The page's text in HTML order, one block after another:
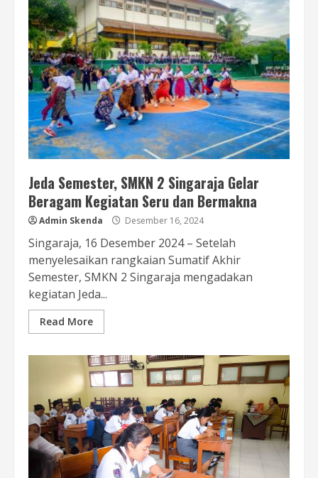
Jeda Semester, SMKN 2 Singaraja Gelar
Beragam Kegiatan Seru dan Bermakna
Admin Skenda Desember 16, 2024
Singaraja, 16 Desember 2024 – Setelah
menyelesaikan rangkaian Sumatif Akhir
Semester, SMKN 2 Singaraja mengadakan
kegiatan Jeda...
Read More